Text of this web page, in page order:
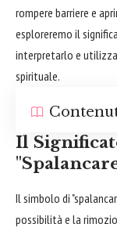
rompere barriere e
esploreremo il
interpretarlo e
spirituale.
Il
Il simbolo di
possibilità e la